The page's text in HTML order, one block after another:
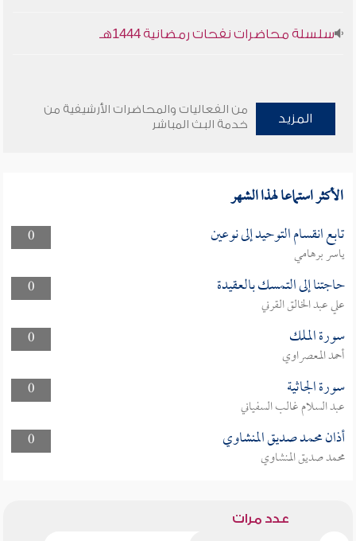
سلسلة محاضرات نفحات رمضانية 1444هـ
المزيد
من الفعاليات والمحاضرات الأرشيفية من
خدمة البث المباشر
الأكثر استماعا لهذا الشهر
0 تابع انقسام التوحيد إلى نوعين
ياسر برهامي
0
حاجتنا إلى التمسك بالعقيدة
علي عبد الخالق القرني
0
سورة الملك
أحمد المعصراوي
0
سورة الجاثية
عبد السلام غالب السفياني
0
أذان محمد صديق المنشاوي
محمد صديق المنشاوي
عدد مرات